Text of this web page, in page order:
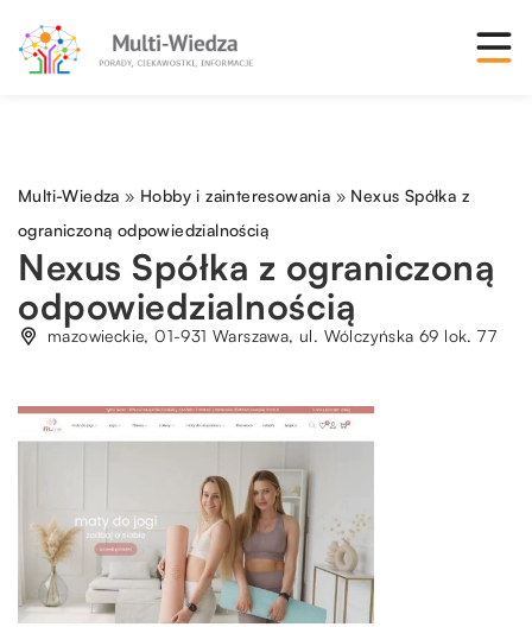
Multi-Wiedza » Hobby i zainteresowania » Nexus Spółka z
ograniczoną odpowiedzialnością
Nexus Spółka z ograniczoną
odpowiedzialnością
mazowieckie, 01-931 Warszawa, ul. Wólczyńska 69 lok. 77